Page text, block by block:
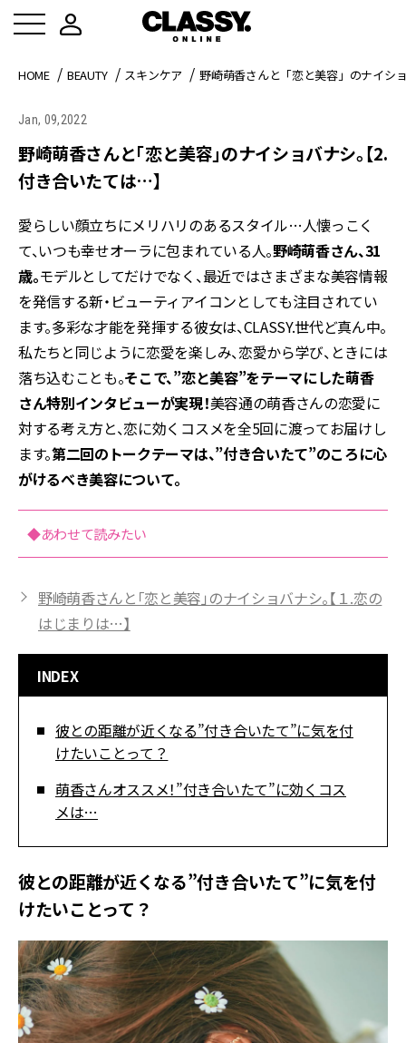
HOME BEAUTY スキンケア 野崎萌香さんと「恋と美容」のナイシ
Jan, 09,2022
野崎萌香さんと「恋と美容」のナイショバナシ。【2.
付き合いたては…】
愛らしい顔立ちにメリハリのあるスタイル…人懐っこく
て、いつも幸せオーラに包まれている人。野崎萌香さん、31
歳。モデルとしてだけでなく、最近ではさまざまな美容情報
を発信する新・ビューティアイコンとしても注目されてい
ます。多彩な才能を発揮する彼女は、CLASSY.世代ど真ん中。
私たちと同じように恋愛を楽しみ、恋愛から学び、ときには
落ち込むことも。そこで、”恋と美容”をテーマにした萌香
さん特別インタビューが実現！美容通の萌香さんの恋愛に
対する考え方と、恋に効くコスメを全5回に渡ってお届けし
ます。第二回のトークテーマは、”付き合いたて”のころに心
がけるべき美容について。
◆あわせて読みたい
野崎萌香さんと「恋と美容」のナイショバナシ。【１.恋の
はじまりは…】
INDEX
彼との距離が近くなる”付き合いたて”に気を付
けたいことって？
萌香さんオススメ！”付き合いたて”に効くコス
メは…
彼との距離が近くなる”付き合いたて”に気を付
けたいことって？